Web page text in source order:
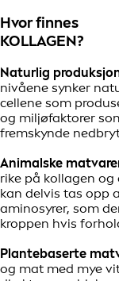
Hvor finnes
KOLLAGEN?
Naturlig
nivåene synker
cellene som
og miljøfaktorer
fremskynde
Animalske
rike på kollagen og
kan delvis tas opp
aminosyrer, som
kroppen hvis
Plantebaserte
og mat med mye